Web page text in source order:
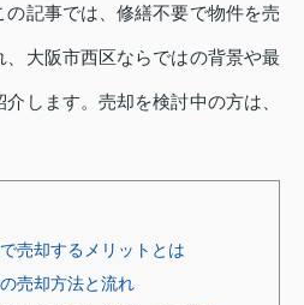
記事では、修繕不要で物件を売
大阪市西区ならではの背景や最
します。売却を検討中の方は、
売却するメリットとは
売却方法と流れ